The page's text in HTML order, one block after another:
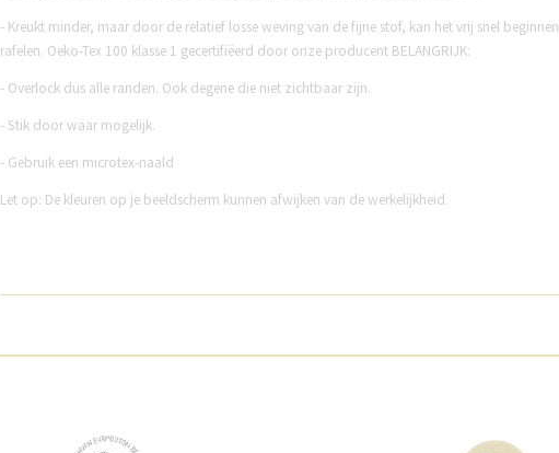
- Kreukt minder, maar door de relatief losse weving van de fijne stof, kan het vrij snel beginnen
rafelen. Oeko-Tex 100 klasse 1 gecertifiëerd door onze producent BELANGRIJK:
- Overlock dus alle randen. Ook degene die niet zichtbaar zijn.
- Stik door waar mogelijk.
- Gebruik een microtex-naald
Let op: De kleuren op je beeldscherm kunnen afwijken van de werkelijkheid.